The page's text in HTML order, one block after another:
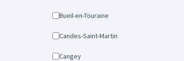
Bueil-en-Touraine
Candes-Saint-Martin
Cangey